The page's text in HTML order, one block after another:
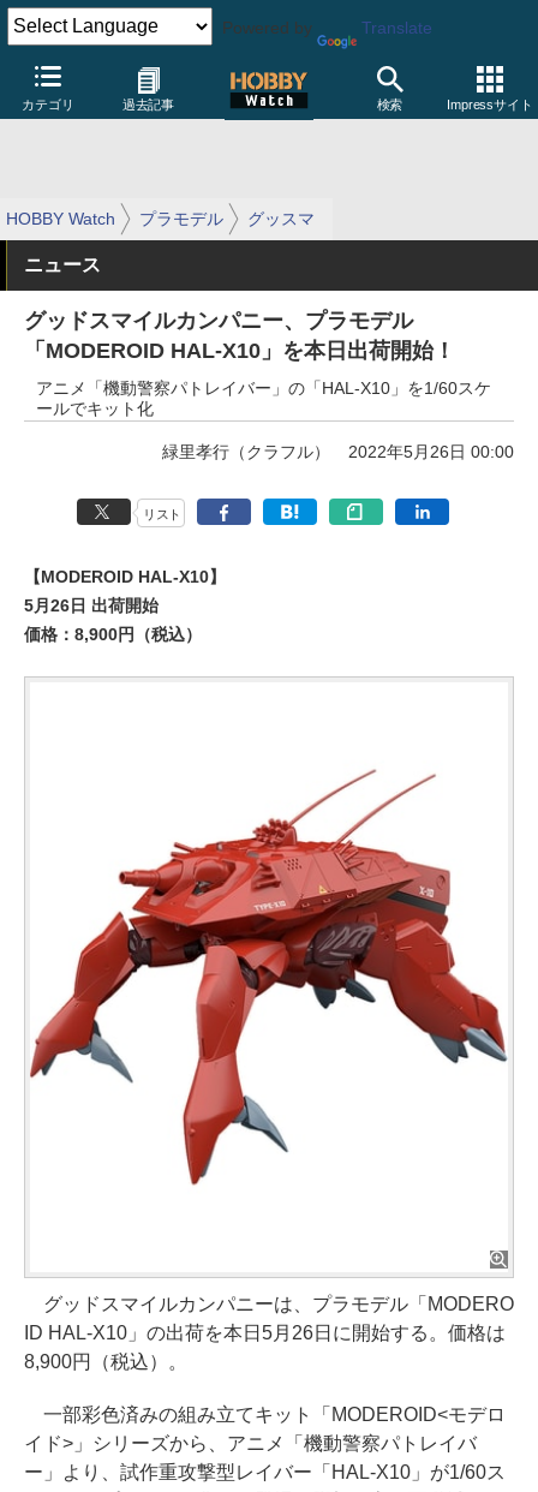
Powered by Translate
カテゴリ 過去記事 検索 Impressサイト
HOBBY Watch プラモデル グッスマ
ニュース
グッドスマイルカンパニー、プラモデル
「MODEROID HAL-X10」を本日出荷開始！
アニメ「機動警察パトレイバー」の「HAL-X10」を1/60スケ
ールでキット化
緑里孝行（クラフル） 2022年5月26日 00:00
リスト
【MODEROID HAL-X10】
5月26日 出荷開始
価格：8,900円（税込）
グッドスマイルカンパニーは、プラモデル「MODERO
ID HAL-X10」の出荷を本日5月26日に開始する。価格は
8,900円（税込）。
一部彩色済みの組み立てキット「MODEROID<モデロ
イド>」シリーズから、アニメ「機動警察パトレイバ
ー」より、試作重攻撃型レイバー「HAL-X10」が1/60ス